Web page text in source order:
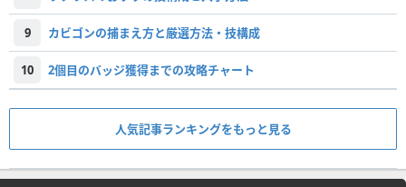
9 カビゴンの捕まえ方と厳選方法・技構成
10 2個目のバッジ獲得までの攻略チャート
人気記事ランキングをもっと見る